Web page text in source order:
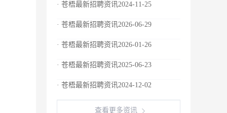
· 苍梧最新招聘资讯2024-11-25
· 苍梧最新招聘资讯2026-06-29
· 苍梧最新招聘资讯2026-01-26
· 苍梧最新招聘资讯2025-06-23
· 苍梧最新招聘资讯2024-12-02
查看更多资讯